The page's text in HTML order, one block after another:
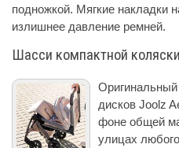
подножкой. Мягкие накладки
излишнее давление ремней.
Шасси компактной
дисков Joolz
фоне общей
улицах